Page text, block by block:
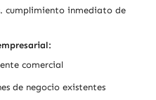
cumplimiento inmediato de
comercial
de negocio existentes